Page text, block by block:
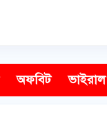
অফবিট ভাইরাল